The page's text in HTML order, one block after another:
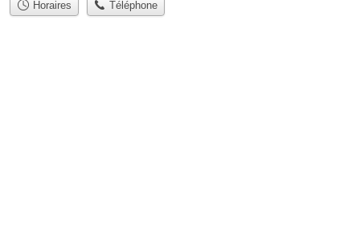
Horaires Téléphone